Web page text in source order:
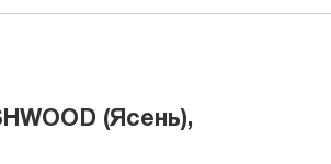
(Ясень),